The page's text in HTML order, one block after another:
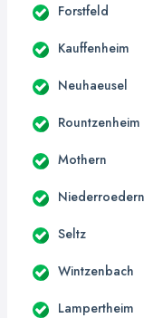
Forstfeld
Kauffenheim
Neuhaeusel
Rountzenheim
Mothern
Niederroedern
Seltz
Wintzenbach
Lampertheim